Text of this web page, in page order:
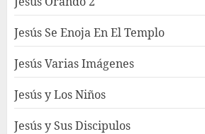
Jesús Se Enoja En El Templo
Jesús Varias Imágenes
Jesús y Los Niños
Jesús y Sus Discipulos